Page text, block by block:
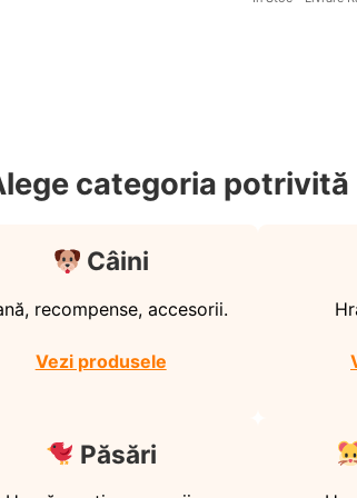
categoria potrivită
Câini
recompense, accesorii.
Vezi produsele
Păsări